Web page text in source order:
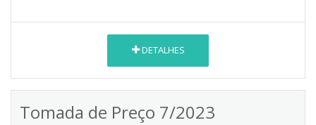
DETALHES
Tomada de Preço 7/2023